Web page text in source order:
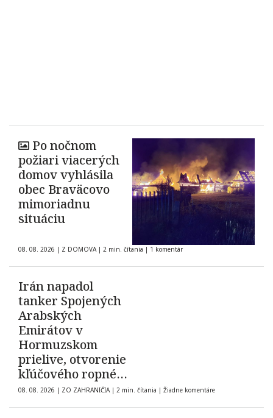
Po nočnom
požiari viacerých
domov vyhlásila
obec Braväcovo
mimoriadnu
situáciu
08. 08. 2026 | Z DOMOVA | 2 min. čítania | 1 komentár
Irán napadol
tanker Spojených
Arabských
Emirátov v
Hormuzskom
prielive, otvorenie
kľúčového ropného
koridoru ostáva
neisté
08. 08. 2026 | ZO ZAHRANIČIA | 2 min. čítania | Žiadne komentáre